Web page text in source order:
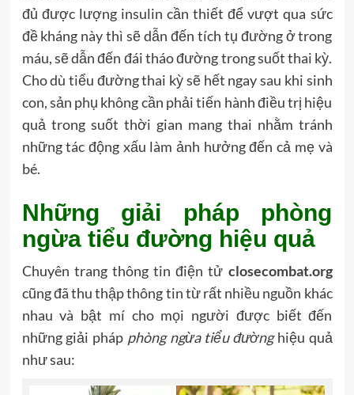
đủ được lượng insulin cần thiết để vượt qua sức
đề kháng này thì sẽ dẫn đến tích tụ đường ở trong
máu, sẽ dẫn đến đái tháo đường trong suốt thai kỳ.
Cho dù tiểu đường thai kỳ sẽ hết ngay sau khi sinh
con, sản phụ không cần phải tiến hành điều trị hiệu
quả trong suốt thời gian mang thai nhằm tránh
những tác động xấu làm ảnh hưởng đến cả mẹ và
bé.
Những giải pháp phòng
ngừa tiểu đường hiệu quả
Chuyên trang thông tin điện tử closecombat.org
cũng đã thu thập thông tin từ rất nhiều nguồn khác
nhau và bật mí cho mọi người được biết đến
những giải pháp phòng ngừa tiểu đườnghiệu quả
như sau: